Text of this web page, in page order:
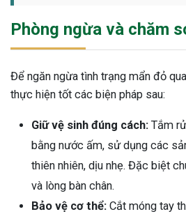
Phòng ngừa và chăm
Để ngăn ngừa tình trạng mẩn đỏ
thực hiện tốt các biện pháp sau:
Giữ vệ sinh đúng cách: Tắm
bằng nước ấm, sử dụng các
thiên nhiên, dịu nhẹ. Đặc biệt
và lòng bàn chân.
Bảo vệ cơ thể: Cắt móng tay